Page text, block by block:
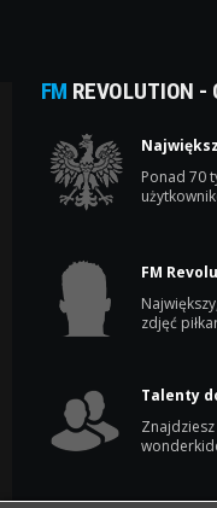
FM REVOLUTION -
Ponad 70
FM
zdjęć
Talenty